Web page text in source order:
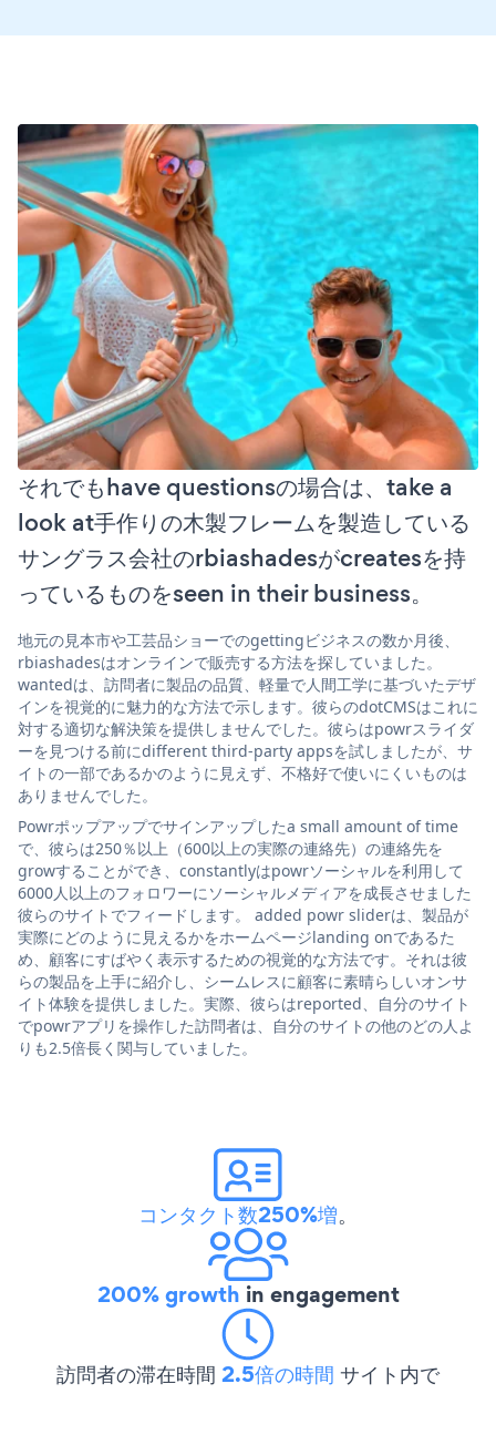
それでもhave questionsの場合は、take a
look at手作りの木製フレームを製造している
サングラス会社のrbiashadesがcreatesを持
っているものをseen in their business。
地元の見本市や工芸品ショーでのgettingビジネスの数か月後、
rbiashadesはオンラインで販売する方法を探していました。
wantedは、訪問者に製品の品質、軽量で人間工学に基づいたデザ
インを視覚的に魅力的な方法で示します。彼らのdotCMSはこれに
対する適切な解決策を提供しませんでした。彼らはpowrスライダ
ーを見つける前にdifferent third-party appsを試しましたが、サ
イトの一部であるかのように見えず、不格好で使いにくいものは
ありませんでした。
Powrポップアップでサインアップしたa small amount of time
で、彼らは250％以上（600以上の実際の連絡先）の連絡先を
growすることができ、constantlyはpowrソーシャルを利用して
6000人以上のフォロワーにソーシャルメディアを成長させました
彼らのサイトでフィードします。 added powr sliderは、製品が
実際にどのように見えるかをホームページlanding onであるた
め、顧客にすばやく表示するための視覚的な方法です。それは彼
らの製品を上手に紹介し、シームレスに顧客に素晴らしいオンサ
イト体験を提供しました。実際、彼らはreported、自分のサイト
でpowrアプリを操作した訪問者は、自分のサイトの他のどの人よ
りも2.5倍長く関与していました。
コンタクト数250%増。
200% growth in engagement
訪問者の滞在時間 2.5倍の時間 サイト内で